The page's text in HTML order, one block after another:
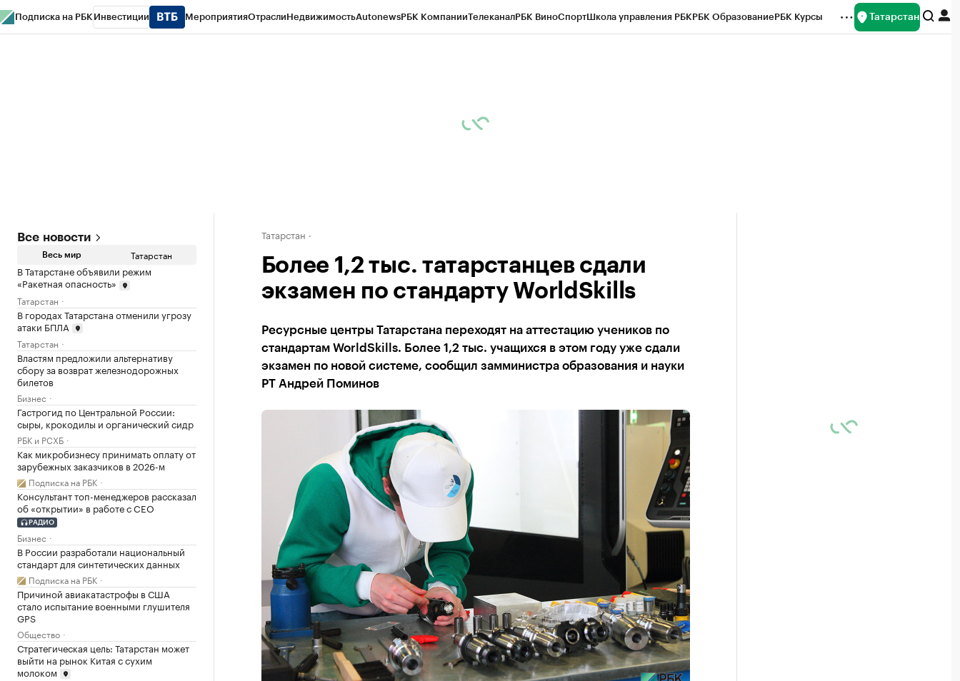
Подписка на РБК Инвестиции МероприятияОтраслиНедвижимостьAutonewsРБК КомпанииТелеканалРБК ВиноСпортШкола управления РБКРБК ОбразованиеРБК Курсы Татарстан
Все новости
Весь мир Татарстан
В Татарстане объявили режим
«Ракетная опасность»
Татарстан
В городах Татарстана отменили угрозу
атаки БПЛА
Татарстан
Властям предложили альтернативу
сбору за возврат железнодорожных
билетов
Бизнес
Гастрогид по Центральной России:
сыры, крокодилы и органический сидр
РБК и РСХБ
Как микробизнесу принимать оплату от
зарубежных заказчиков в 2026-м
Подписка на РБК
Консультант топ-менеджеров рассказал
об «открытии» в работе с CEO
РАДИО
Бизнес
В России разработали национальный
стандарт для синтетических данных
Подписка на РБК
Причиной авиакатастрофы в США
стало испытание военными глушителя
GPS
Общество
Стратегическая цель: Татарстан может
выйти на рынок Китая с сухим
молоком
Татарстан
Более 1,2 тыс. татарстанцев сдали
экзамен по стандарту WorldSkills
Ресурсные центры Татарстана переходят на аттестацию учеников по
стандартам WorldSkills. Более 1,2 тыс. учащихся в этом году уже сдали
экзамен по новой системе, сообщил замминистра образования и науки
РТ Андрей Поминов